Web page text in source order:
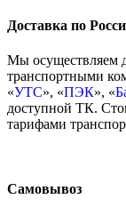
Доставка по
Мы осуществляем
транспортными
«УТС», «ПЭК», «
доступной ТК.
тарифами
Самовывоз